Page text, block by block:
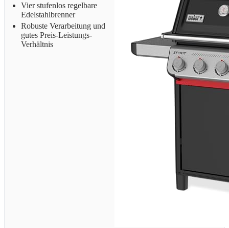
Vier stufenlos regelbare
Edelstahlbrenner
Robuste Verarbeitung und
gutes Preis-Leistungs-
Verhältnis